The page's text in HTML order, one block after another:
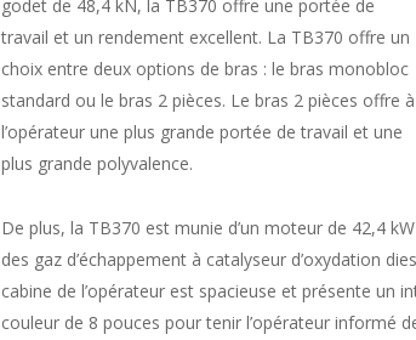
godet de 48,4 kN, la TB370 offre une portée de
travail et un rendement excellent. La TB370 offre un
choix entre deux options de bras : le bras monobloc
standard ou le bras 2 pièces. Le bras 2 pièces offre à
l’opérateur une plus grande portée de travail et une
plus grande polyvalence.
De plus, la TB370 est munie d’un moteur de 42,4
des gaz d’échappement à catalyseur d’oxydation
cabine de l’opérateur est spacieuse et présente un
couleur de 8 pouces pour tenir l’opérateur informé